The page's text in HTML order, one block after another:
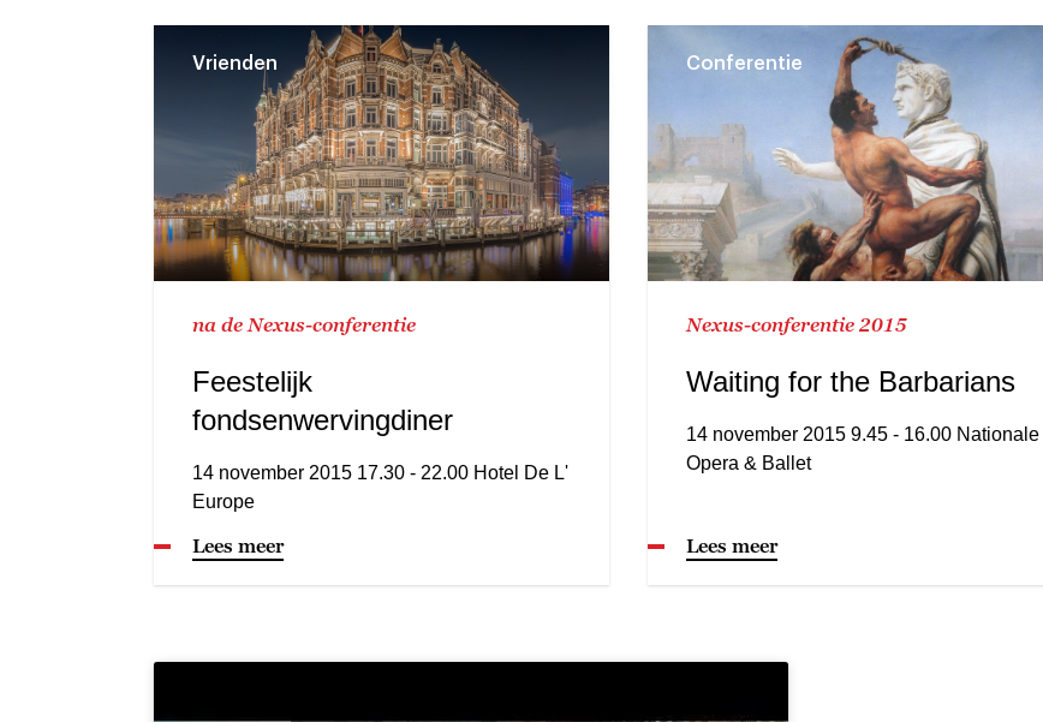
Vrienden
na de Nexus-conferentie
Feestelijk
fondsenwervingdiner
14 november 2015 17.30 - 22.00 Hotel De L'
Europe
Lees meer
Conferentie
Nexus-conferentie 2015
Waiting for the Barbarians
14 november 2015 9.45 - 16.00 Nationale
Opera & Ballet
Lees meer